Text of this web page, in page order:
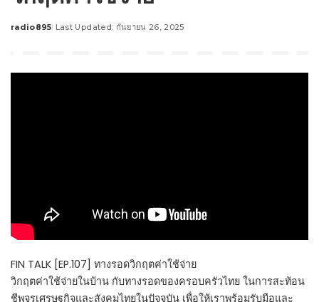
Posted
radio895 Last Updated: กันยายน 26, 2025
FIN TALK [EP.107] ทางรอดวิกฤตค่าใช้จ่าย
วิกฤตค่าใช้จ่ายในบ้าน กับทางรอดของครอบครัวไทย ในการสะท้อน
ชีพจรเศรษฐกิจและสังคมไทยในปัจจุบัน เพื่อให้เราพร้อมรับมือและ